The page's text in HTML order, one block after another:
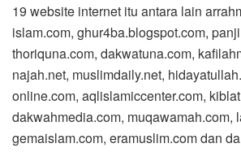
19 website internet itu antara lain
islam.com, ghur4ba.blogspot.com,
thoriquna.com, dakwatuna.com,
najah.net, muslimdaily.net,
online.com, aqlislamiccenter.com,
dakwahmedia.com, muqawamah.com,
gemaislam.com, eramuslim.com dan